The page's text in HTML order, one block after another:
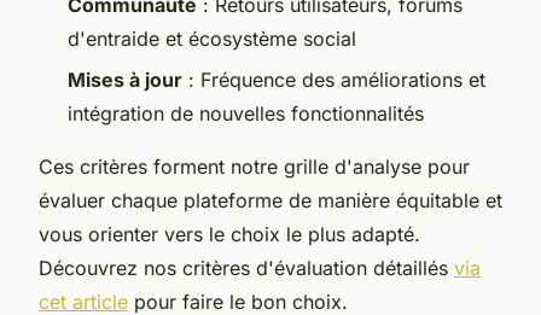
d'entraide et écosystème social
Mises à jour : Fréquence des améliorations et
intégration de nouvelles fonctionnalités
Ces critères forment notre grille d'analyse pour
évaluer chaque plateforme de manière équitable et
vous orienter vers le choix le plus adapté.
Découvrez nos critères d'évaluation détaillés via
cet article pour faire le bon choix.